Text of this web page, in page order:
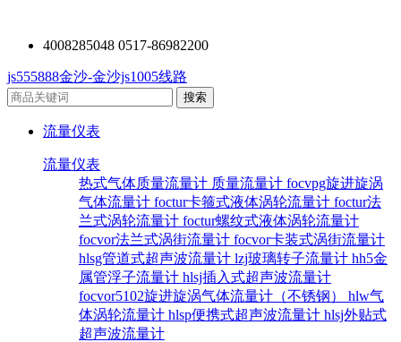
4008285048 0517-86982200
js555888金沙-金沙js1005线路
流量仪表
流量仪表
热式气体质量流量计 质量流量计 focvpg旋进旋涡
气体流量计 foctur卡箍式液体涡轮流量计 foctur法
兰式涡轮流量计 foctur螺纹式液体涡轮流量计
focvor法兰式涡街流量计 focvor卡装式涡街流量计
hlsg管道式超声波流量计 lzj玻璃转子流量计 hh5金
属管浮子流量计 hlsj插入式超声波流量计
focvor5102旋进旋涡气体流量计（不锈钢） hlw气
体涡轮流量计 hlsp便携式超声波流量计 hlsj外贴式
超声波流量计